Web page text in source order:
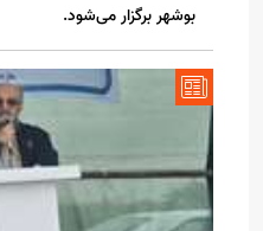
بوشهر برگزار می‌شود.